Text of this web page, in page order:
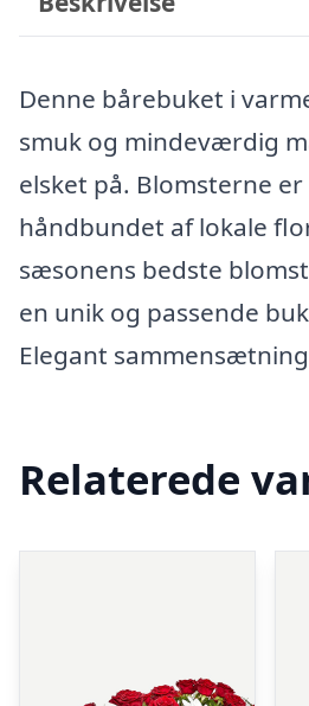
Denne bårebuket i
smuk og mindeværdig
elsket på. Blomsterne
håndbundet af lokale
sæsonens bedste
en unik og passende
Elegant
Relaterede